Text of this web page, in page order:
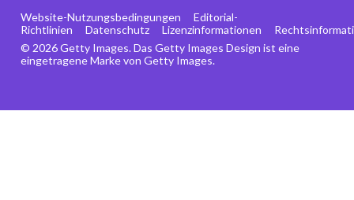
© 2026 Getty Images. Das Getty Images Design ist eine
eingetragene Marke von Getty Images.
Website-Nutzungsbedingungen
Editorial-
Richtlinien
Datenschutz Lizenzinformationen